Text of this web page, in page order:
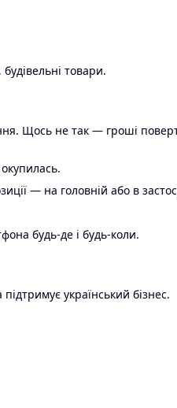
товари.
Щось не так — гроші
— на головній або в
будь-де і будь-коли.
український бізнес.